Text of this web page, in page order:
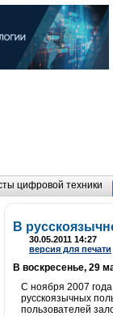
цифровой техники
В
30.05.2011 14:27
версия для печати
В воскресенье, 29
С ноября 2007 года
русскоязычных
пользователей